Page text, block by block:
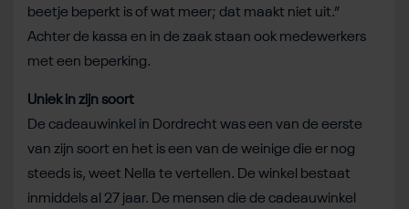
beetje beperkt is of wat meer; dat maakt niet uit.”
Achter de kassa en in de zaak staan ook medewerkers
met een beperking.
Uniek in zijn soort
De cadeauwinkel in Dordrecht was een van de eerste
van zijn soort en het is een van de weinige die er nog
steeds is, weet Nella te vertellen. De winkel bestaat
inmiddels al 27 jaar. De mensen die de cadeauwinkel